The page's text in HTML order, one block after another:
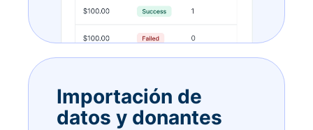
Importación de
datos y donantes